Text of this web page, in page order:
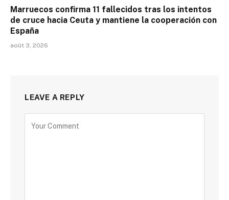
Marruecos confirma 11 fallecidos tras los intentos
de cruce hacia Ceuta y mantiene la cooperación con
España
août 3, 2026
LEAVE A REPLY